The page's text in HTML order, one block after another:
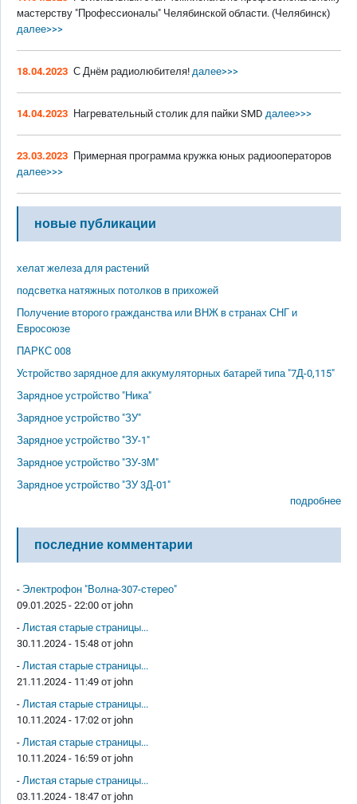
мастерству "Профессионалы" Челябинской области. (Челябинск)
далее>>>
18.04.2023 С Днём радиолюбителя! далее>>>
14.04.2023 Нагревательный столик для пайки SMD далее>>>
23.03.2023 Примерная программа кружка юных радиооператоров
далее>>>
новые публикации
хелат железа для растений
подсветка натяжных потолков в прихожей
Получение второго гражданства или ВНЖ в странах СНГ и
Евросоюзе
ПАРКС 008
Устройство зарядное для аккумуляторных батарей типа "7Д-0,115"
Зарядное устройство "Ника"
Зарядное устройство "ЗУ"
Зарядное устройство "ЗУ-1"
Зарядное устройство "ЗУ-3М"
Зарядное устройство "ЗУ 3Д-01"
подробнее
последние комментарии
- Электрофон "Волна-307-стерео"
09.01.2025 - 22:00 от john
- Листая старые страницы...
30.11.2024 - 15:48 от john
- Листая старые страницы...
21.11.2024 - 11:49 от john
- Листая старые страницы...
10.11.2024 - 17:02 от john
- Листая старые страницы...
10.11.2024 - 16:59 от john
- Листая старые страницы...
03.11.2024 - 18:47 от john